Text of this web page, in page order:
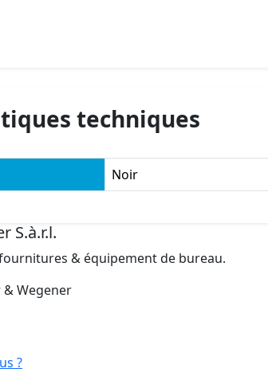
techniques
Noir
S.à.r.l.
& équipement de bureau.
& Wegener
?